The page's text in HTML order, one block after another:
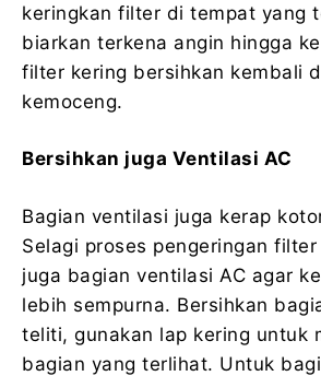
keringkan filter di tempat yang
biarkan terkena angin hingga
filter kering bersihkan kembali
kemoceng.
Bersihkan juga Ventilasi AC
Bagian ventilasi juga kerap
Selagi proses pengeringan filter
juga bagian ventilasi AC agar
lebih sempurna. Bersihkan
teliti, gunakan lap kering untuk
bagian yang terlihat. Untuk